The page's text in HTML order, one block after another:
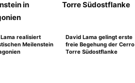
realisiert
Meilenstein
David Lama gelingt erste
freie Begehung der Cerro
Torre Südostflanke